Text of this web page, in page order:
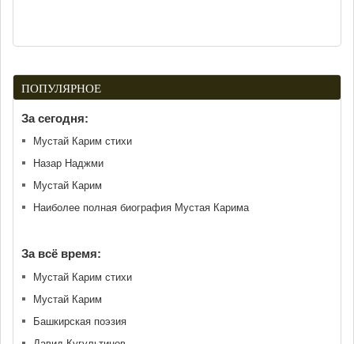
ПОПУЛЯРНОЕ
За сегодня:
Мустай Карим стихи
Назар Наджми
Мустай Карим
Наиболее полная биография Мустая Карима
За всё время:
Мустай Карим стихи
Мустай Карим
Башкирская поэзия